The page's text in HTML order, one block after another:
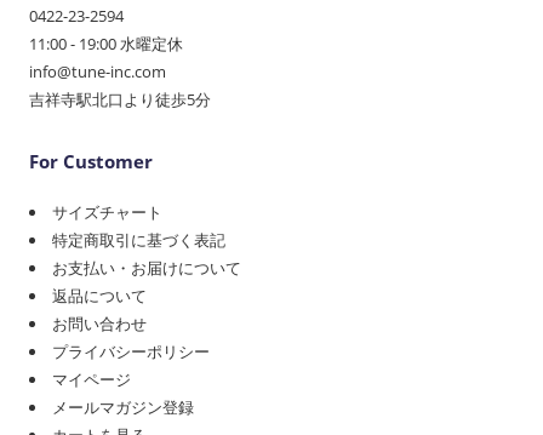
0422-23-2594
11:00 - 19:00 水曜定休
info@tune-inc.com
吉祥寺駅北口より徒歩5分
For Customer
サイズチャート
特定商取引に基づく表記
お支払い・お届けについて
返品について
お問い合わせ
プライバシーポリシー
マイページ
メールマガジン登録